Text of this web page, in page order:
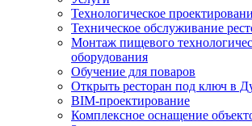
Технологическое
Техническое обслуживание
Монтаж пищевого
оборудования
Обучение для поваров
Открыть ресторан под ключ в
BIM-проектирование
Комплексное оснащение